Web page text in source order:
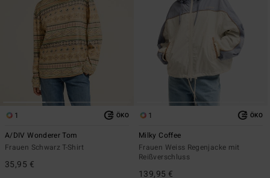
1 ÖKO
A/DIV Wonderer Tom
Frauen Schwarz T-Shirt
35,95 €
1 ÖKO
Milky Coffee
Frauen Weiss Regenjacke mit
Reißverschluss
139,95 €